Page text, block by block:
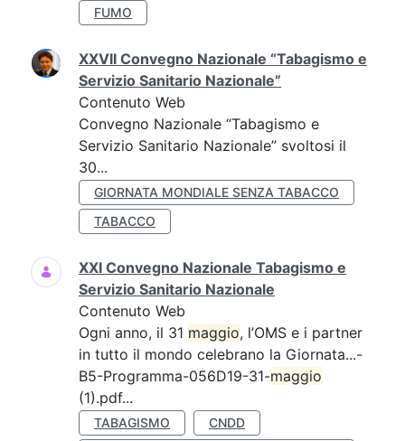
FUMO
XXVII Convegno Nazionale “Tabagismo e
Servizio Sanitario Nazionale”
Contenuto Web
Convegno Nazionale “Tabagismo e
Servizio Sanitario Nazionale” svoltosi il
30...
GIORNATA MONDIALE SENZA TABACCO
TABACCO
XXI Convegno Nazionale Tabagismo e
Servizio Sanitario Nazionale
Contenuto Web
Ogni anno, il 31 maggio, l’OMS e i partner
in tutto il mondo celebrano la Giornata...-
B5-Programma-056D19-31-maggio
(1).pdf...
TABAGISMO
CNDD